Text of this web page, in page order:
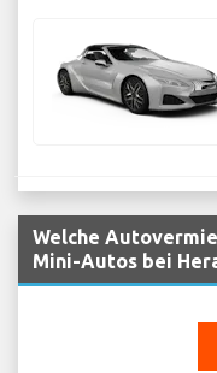
Welche
Mini-Autos bei